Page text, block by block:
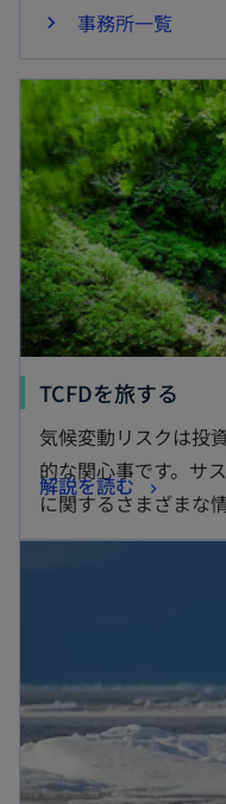
事務所一覧
TCFDを旅する
し
い
タ
気候変動リスクは投
的な関心事です。サ
に関するさまざまな
解説を読む
新
し
い
開
く